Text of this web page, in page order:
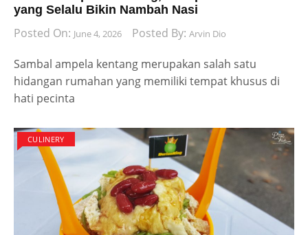
yang Selalu Bikin Nambah Nasi
Posted On: June 4, 2026 Posted By: Arvin Dio
Sambal ampela kentang merupakan salah satu
hidangan rumahan yang memiliki tempat khusus di
hati pecinta
CULINERY